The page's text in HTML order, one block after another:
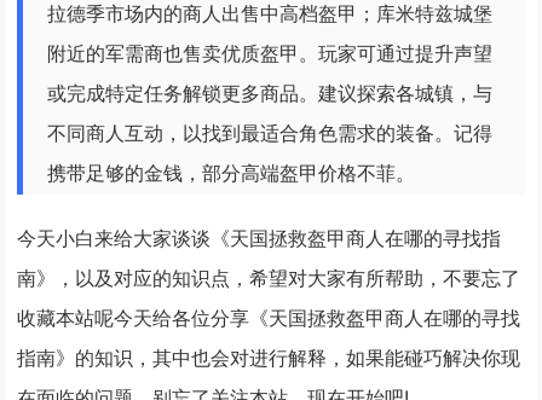
拉德季市场内的商人出售中高档盔甲；库米特兹城堡
附近的军需商也售卖优质盔甲。玩家可通过提升声望
或完成特定任务解锁更多商品。建议探索各城镇，与
不同商人互动，以找到最适合角色需求的装备。记得
携带足够的金钱，部分高端盔甲价格不菲。
今天小白来给大家谈谈《天国拯救盔甲商人在哪的寻找指
南》，以及对应的知识点，希望对大家有所帮助，不要忘了
收藏本站呢今天给各位分享《天国拯救盔甲商人在哪的寻找
指南》的知识，其中也会对进行解释，如果能碰巧解决你现